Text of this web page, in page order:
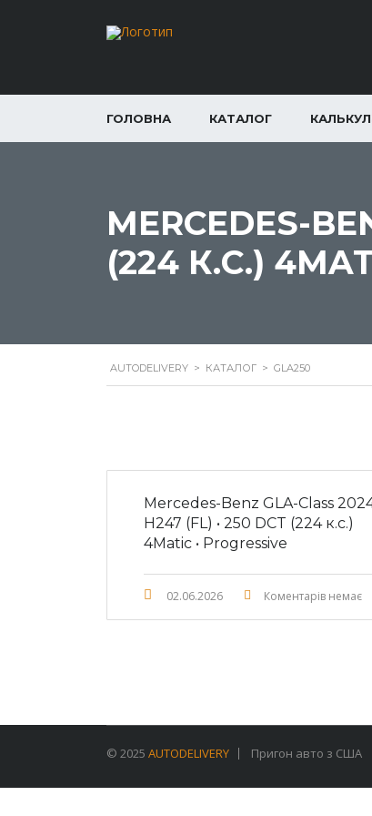
ГОЛОВНА КАТАЛОГ
MERCEDES-
(224 К.С.)
AUTODELIVERY > КАТАЛОГ > GLA250
Mercedes-Benz GLA-Class
H247 (FL) • 250 DCT (224 к.с.)
4Matic • Progressive
02.06.2026 Коментарів немає
© 2025 AUTODELIVERY Пригон авто з США